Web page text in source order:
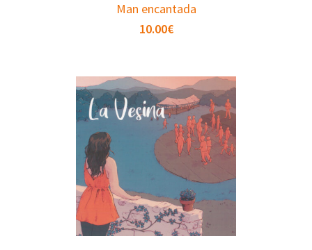
Man encantada
10.00€